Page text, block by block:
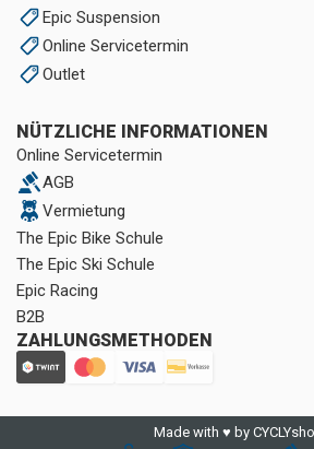
Epic Suspension
Online Servicetermin
Outlet
NÜTZLICHE INFORMATIONEN
Online Servicetermin
AGB
Vermietung
The Epic Bike Schule
The Epic Ski Schule
Epic Racing
B2B
ZAHLUNGSMETHODEN
Made with ♥ by